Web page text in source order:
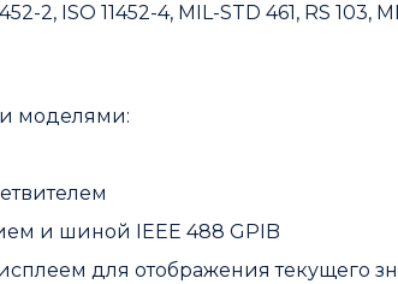
2, ISO 11452-4, MIL-STD 461, RS 103,
моделями:
и шиной IEEE 488 GPIB
для отображения текущего